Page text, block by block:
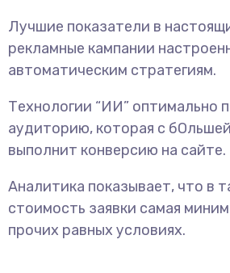
Лучшие показатели в
рекламные кампании
автоматическим стратегиям.
Технологии “ИИ” оптимально
аудиторию, которая с
выполнит конверсию на сайте.
Аналитика показывает, что в
стоимость заявки самая
прочих равных условиях.